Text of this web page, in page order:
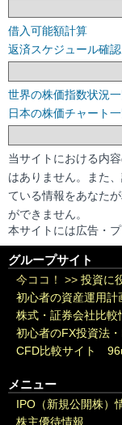
借入可能額計算
返済スケジュール確認
世界の株価指数状況
日本の株価チャート
当サイトにおける内
はありません。また
ている情報をあなた
ができません。
本サイトには広告・
グループサイト
今ココ！ >> 投資に
初心者の資産運用
株式・証券会社比
初心者のFX投資法
CFD比較サイト
メニュー
IPO（新規公開株）
株主優待情報